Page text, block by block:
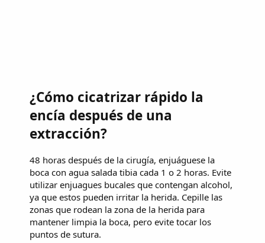
¿Cómo cicatrizar rápido la
encía después de una
extracción?
48 horas después de la cirugía, enjuáguese la
boca con agua salada tibia cada 1 o 2 horas. Evite
utilizar enjuagues bucales que contengan alcohol,
ya que estos pueden irritar la herida. Cepille las
zonas que rodean la zona de la herida para
mantener limpia la boca, pero evite tocar los
puntos de sutura.